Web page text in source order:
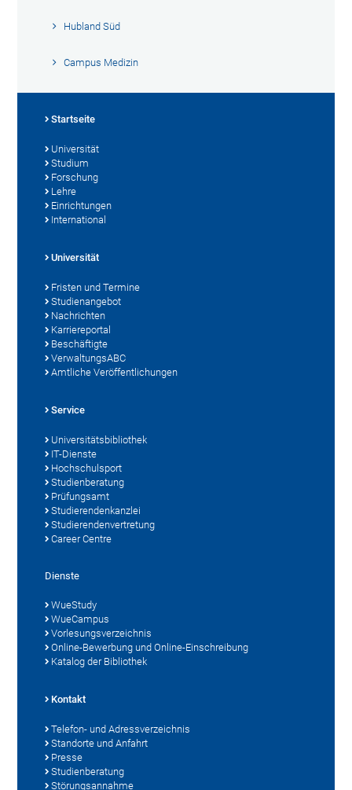
Hubland Süd
Campus Medizin
Startseite
Universität
Studium
Forschung
Lehre
Einrichtungen
International
Universität
Fristen und Termine
Studienangebot
Nachrichten
Karriereportal
Beschäftigte
VerwaltungsABC
Amtliche Veröffentlichungen
Service
Universitätsbibliothek
IT-Dienste
Hochschulsport
Studienberatung
Prüfungsamt
Studierendenkanzlei
Studierendenvertretung
Career Centre
Dienste
WueStudy
WueCampus
Vorlesungsverzeichnis
Online-Bewerbung und Online-Einschreibung
Katalog der Bibliothek
Kontakt
Telefon- und Adressverzeichnis
Standorte und Anfahrt
Presse
Studienberatung
Störungsannahme